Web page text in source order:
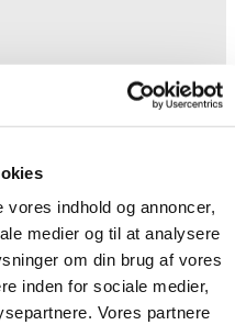
indhold og annoncer,
medier og til at analysere
om din brug af vores
inden for sociale medier,
Vores partnere